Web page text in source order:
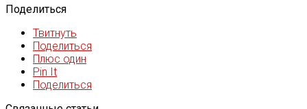
Поделиться
Твитнуть
Поделиться
Плюс один
Pin It
Поделиться